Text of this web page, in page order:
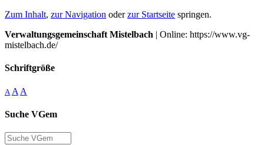
Zum Inhalt, zur Navigation oderzur Startseite springen.
Verwaltungsgemeinschaft Mistelbach | Online: https://www.vg-
mistelbach.de/
Schriftgröße
A A A
Suche VGem